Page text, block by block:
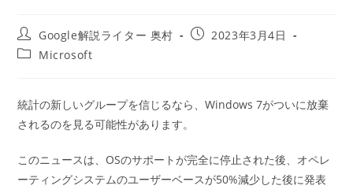
投
稿
者:
Google解説ライター 奥村
投
2023年3月4日
投
テ
ゴ
リ
Microsoft
統計の新しいグループを信じるなら、Windows 7がついに放棄
されるのを見る可能性があります。
このニュースは、OSのサポートが完全に停止された後、オペレ
ーティングシステムのユーザーベースが50%減少した後に発表